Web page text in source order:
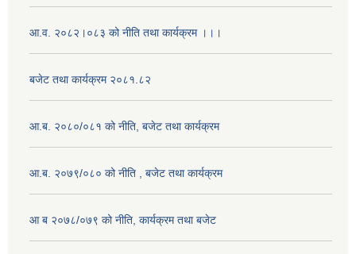
आ.व. २०८२।०८३ को नीति तथा कार्यक्रम ।।।
बजेट तथा कार्यक्रम २०८१.८२
आ.ब. २०८०/०८१ को नीति, बजेट तथा कार्यक्रम
आ.ब. २०७९/०८० को नीति , बजेट तथा कार्यक्रम
आ ब २०७८/०७९ को नीति, कार्यक्रम तथा बजेट